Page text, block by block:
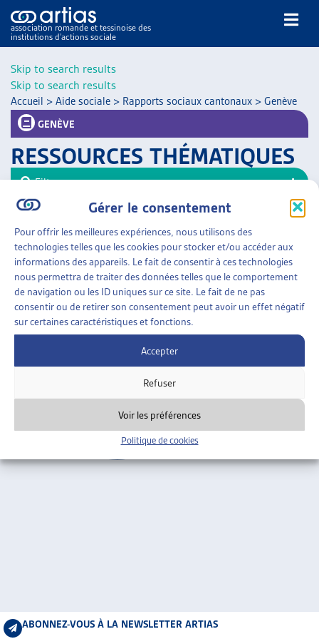
Skip to search results
Gérer le consentement
Pour offrir les meilleures expériences, nous utilisons des
technologies telles que les cookies pour stocker et/ou accéder aux
informations des appareils. Le fait de consentir à ces technologies
nous permettra de traiter des données telles que le comportement
de navigation ou les ID uniques sur ce site. Le fait de ne pas
consentir ou de retirer son consentement peut avoir un effet négatif
sur certaines caractéristiques et fonctions.
Accepter
Refuser
Voir les préférences
Politique de cookies
Skip to search results
association romande et tessinoise des
institutions d’actions sociale
NOS PUBLICATIONS
DOSSIERS DU MOIS
VEILLE
RESSOURCES
THÉMATIQUES
GUIDE SOCIAL ROMAND
AUTRES
ARTIAS
PROJETS ET ACTIVITÉS
Accueil > Aide sociale > Rapports sociaux cantonaux > Genève
GENÈVE
RESSOURCES THÉMATIQUES
AIDE SOCIALE»RAPPORTS SOCIAUX CANTONAUX
»GENÈVE
RAPPORT D’OBSERVATION SUR LA PAUVRETÉ
Canton de Genève, sept. 2016
Genève
Filtrer
Trier
ABONNEZ-VOUS À LA NEWSLETTER ARTIAS